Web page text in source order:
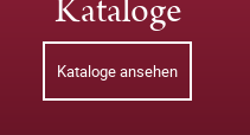
Kataloge
Kataloge ansehen